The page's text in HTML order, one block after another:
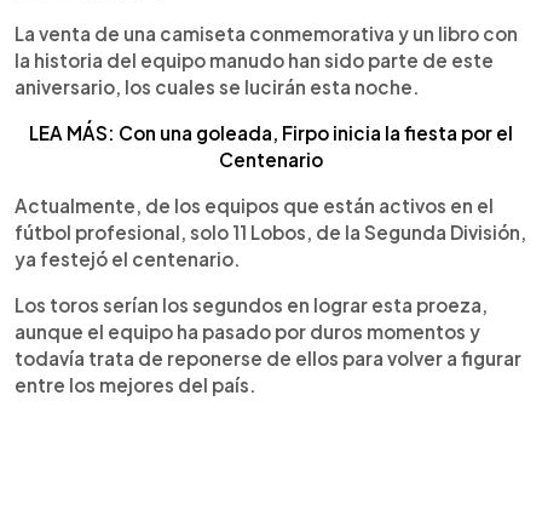
La venta de una camiseta conmemorativa y un libro con
la historia del equipo manudo han sido parte de este
aniversario, los cuales se lucirán esta noche.
LEA MÁS: Con una goleada, Firpo inicia la fiesta por el
Centenario
Actualmente, de los equipos que están activos en el
fútbol profesional, solo 11 Lobos, de la Segunda División,
ya festejó el centenario.
Los toros serían los segundos en lograr esta proeza,
aunque el equipo ha pasado por duros momentos y
todavía trata de reponerse de ellos para volver a figurar
entre los mejores del país.